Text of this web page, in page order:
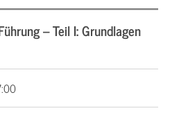
– Teil I: Grundlagen